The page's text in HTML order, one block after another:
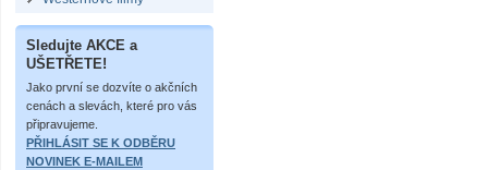
Sledujte AKCE a
UŠETŘETE!
Jako první se dozvíte o akčních
cenách a slevách, které pro vás
připravujeme.
PŘIHLÁSIT SE K ODBĚRU
NOVINEK E-MAILEM